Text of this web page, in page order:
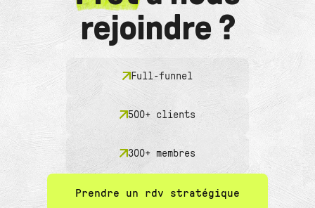
rejoindre ?
Full-funnel
500+ clients
300+ membres
Prendre un rdv stratégique